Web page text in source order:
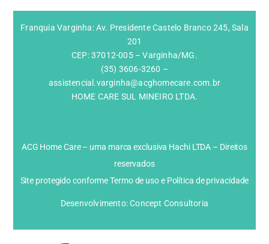
Franquia Varginha: Av. Presidente Castelo Branco 245, Sala
201
CEP: 37012-005 – Varginha/MG.
(35) 3606-3260 –
assistencial.varginha@acghomecare.com.br
HOME CARE SUL MINEIRO LTDA.
ACG Home Care – uma marca exclusiva Hachi LTDA – Direitos
reservados
Site protegido conforme Termo de uso e Política de privacidade
Desenvolvimento: Concept Consultoria